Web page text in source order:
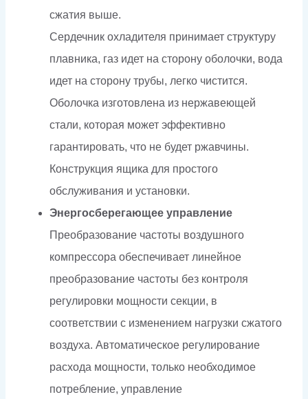
сжатия выше.
Сердечник охладителя принимает структуру
плавника, газ идет на сторону оболочки, вода
идет на сторону трубы, легко чистится.
Оболочка изготовлена из нержавеющей
стали, которая может эффективно
гарантировать, что не будет ржавчины.
Конструкция ящика для простого
обслуживания и установки.
Энергосберегающее управление
Преобразование частоты воздушного
компрессора обеспечивает линейное
преобразование частоты без контроля
регулировки мощности секции, в
соответствии с изменением нагрузки сжатого
воздуха. Автоматическое регулирование
расхода мощности, только необходимое
потребление, управление